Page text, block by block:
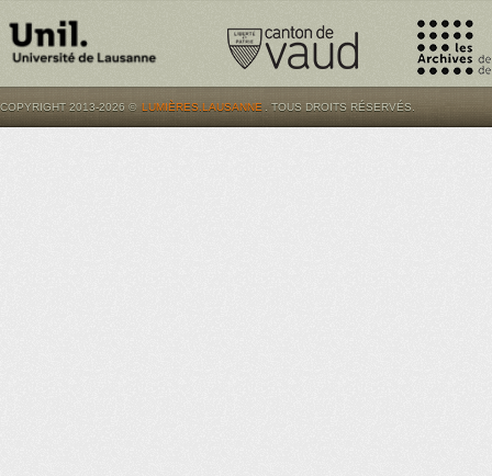
COPYRIGHT 2013-2026 © LUMIÈRES.LAUSANNE . TOUS DROITS RÉSERVÉS.